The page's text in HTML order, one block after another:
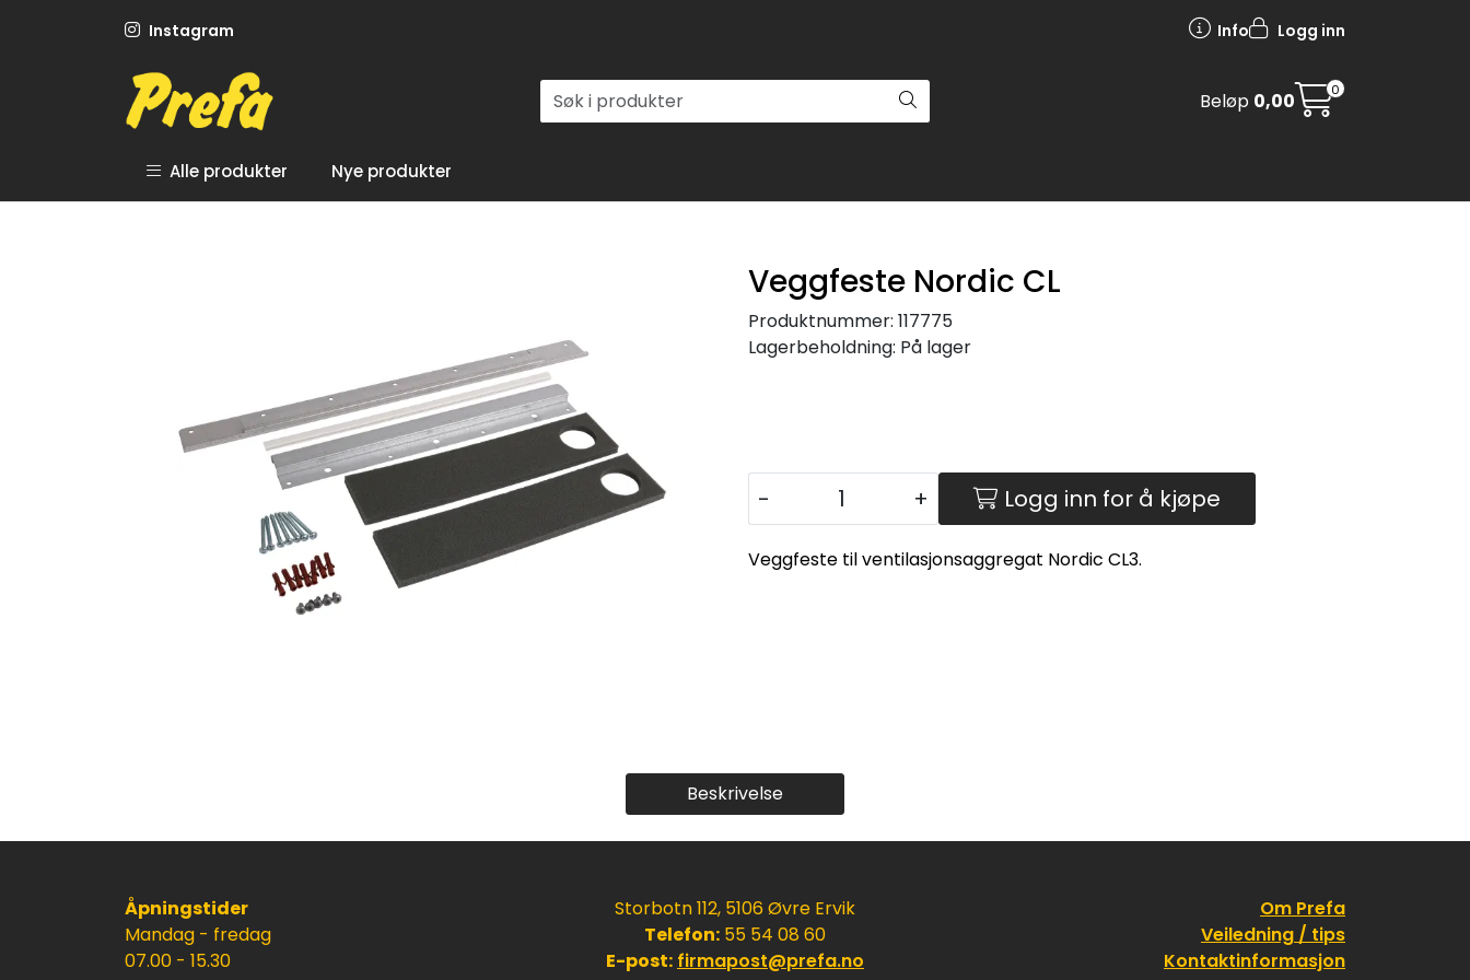
Instagram Info Logg inn
Beløp 0,00 0
Alle produkter Nye produkter
Veggfeste Nordic CL
Produktnummer: 117775
Lagerbeholdning: På lager
- + Logg inn for å kjøpe
Veggfeste til ventilasjonsaggregat Nordic CL3.
Beskrivelse
Åpningstider
Mandag - fredag
07.00 - 15.30
Storbotn 112, 5106 Øvre Ervik
Telefon: 55 54 08 60
E-post: firmapost@prefa.no
Om Prefa
Veiledning / tips
Kontaktinformasjon